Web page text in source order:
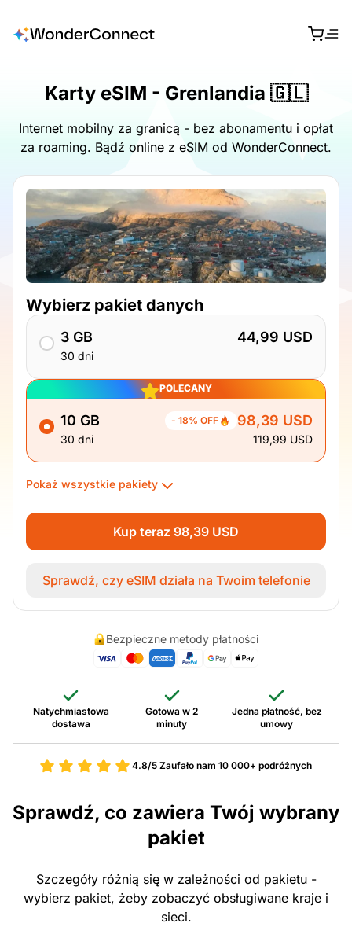
Karty eSIM - Grenlandia 🇬🇱
Internet mobilny za granicą - bez abonamentu i opłat
za roaming. Bądź online z eSIM od WonderConnect.
Wybierz pakiet danych
3 GB
30 dni
44,99 USD
POLECANY
10 GB
30 dni
- 18% OFF 98,39 USD
119,99 USD
Pokaż wszystkie pakiety
Kup teraz 98,39 USD
Sprawdź, czy eSIM działa na Twoim telefonie
Bezpieczne metody płatności
Natychmiastowa
dostawa
Gotowa w 2
minuty
Jedna płatność, bez
umowy
4.8/5Zaufało nam 10 000+ podróżnych
Sprawdź, co zawiera Twój wybrany
pakiet
Szczegóły różnią się w zależności od pakietu -
wybierz pakiet, żeby zobaczyć obsługiwane kraje i
sieci.